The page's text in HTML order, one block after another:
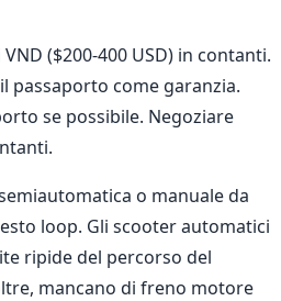
($200-400 USD) in contanti.
passaporto come garanzia.
se possibile. Negoziare
o manuale da
loop. Gli scooter automatici
ripide del percorso del
mancano di freno motore